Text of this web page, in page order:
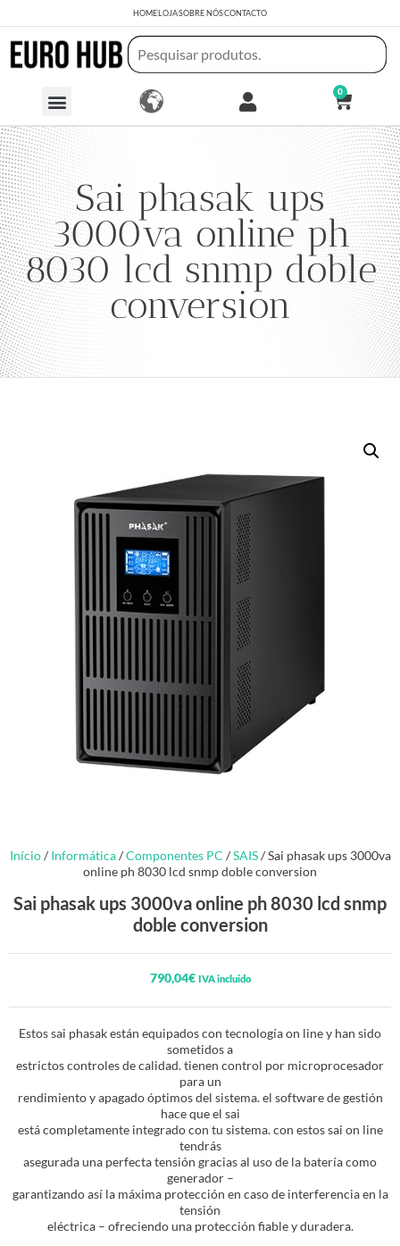
HOMELOJASOBRE NÓSCONTACTO
0
Sai phasak ups
3000va online ph
8030 lcd snmp doble
conversion
Início/ Informática/Componentes PC /SAIS/ Sai phasak ups 3000va
online ph 8030 lcd snmp doble conversion
Sai phasak ups 3000va online ph 8030 lcd snmp
doble conversion
790,04€ IVA incluido
Estos sai phasak están equipados con tecnología on line y han sido
sometidos a
estrictos controles de calidad. tienen control por microprocesador
para un
rendimiento y apagado óptimos del sistema. el software de gestión
hace que el sai
está completamente integrado con tu sistema. con estos sai on line
tendrás
asegurada una perfecta tensión gracias al uso de la batería como
generador –
garantizando así la máxima protección en caso de interferencia en la
tensión
eléctrica – ofreciendo una protección fiable y duradera.